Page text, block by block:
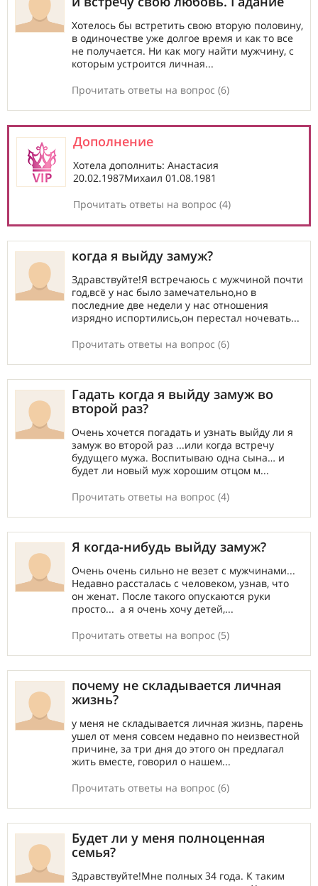
Хотелось бы встретить свою вторую половину,
в одиночестве уже долгое время и как то все
не получается. Ни как могу найти мужчину, с
которым устроится личная...
Прочитать ответы на вопрос (6)
Дополнение
Хотела дополнить: Анастасия
20.02.1987Михаил 01.08.1981
Прочитать ответы на вопрос (4)
когда я выйду замуж?
Здравствуйте!Я встречаюсь с мужчиной почти
год,всё у нас было замечательно,но в
последние две недели у нас отношения
изрядно испортились,он перестал ночевать...
Прочитать ответы на вопрос (6)
Гадать когда я выйду замуж во
второй раз?
Очень хочется погадать и узнать выйду ли я
замуж во второй раз ...или когда встречу
будущего мужа. Воспитываю одна сына… и
будет ли новый муж хорошим отцом м...
Прочитать ответы на вопрос (4)
Я когда-нибудь выйду замуж?
Очень очень сильно не везет с мужчинами...
Недавно рассталась с человеком, узнав, что
он женат. После такого опускаются руки
просто... а я очень хочу детей,...
Прочитать ответы на вопрос (5)
почему не складывается личная
жизнь?
у меня не складывается личная жизнь, парень
ушел от меня совсем недавно по неизвестной
причине, за три дня до этого он предлагал
жить вместе, говорил о нашем...
Прочитать ответы на вопрос (6)
Будет ли у меня полноценная
семья?
Здравствуйте!Мне полных 34 года. К таким